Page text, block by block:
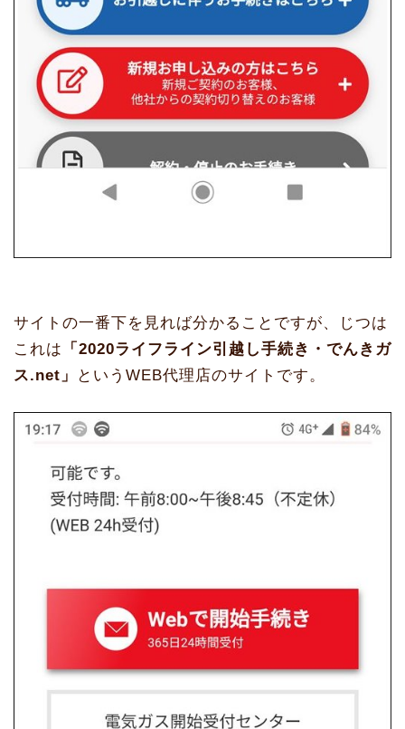
サイトの一番下を見れば分かることですが、じつは
これは
「2020ライフライン引越し手続き・でんきガ
ス.net」
というWEB代理店のサイトです。